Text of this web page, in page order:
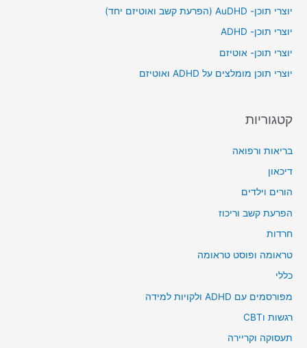
o
r
:
יוצרי תוכן- AuDHD (הפרעת קשב ואוטיזם יחד)
יוצרי תוכן- ADHD
יוצרי תוכן- אוטיזם
יוצרי תוכן מומלצים על ADHD ואוטיזם
קטגוריות
בריאות ורפואה
דיכאון
הורים וילדים
הפרעת קשב וריכוז
חרדות
טראומה ופוסט טראומה
כללי
מפורסמים עם ADHD ולקויות למידה
רגשות וCBT
תעסוקה וקריירה